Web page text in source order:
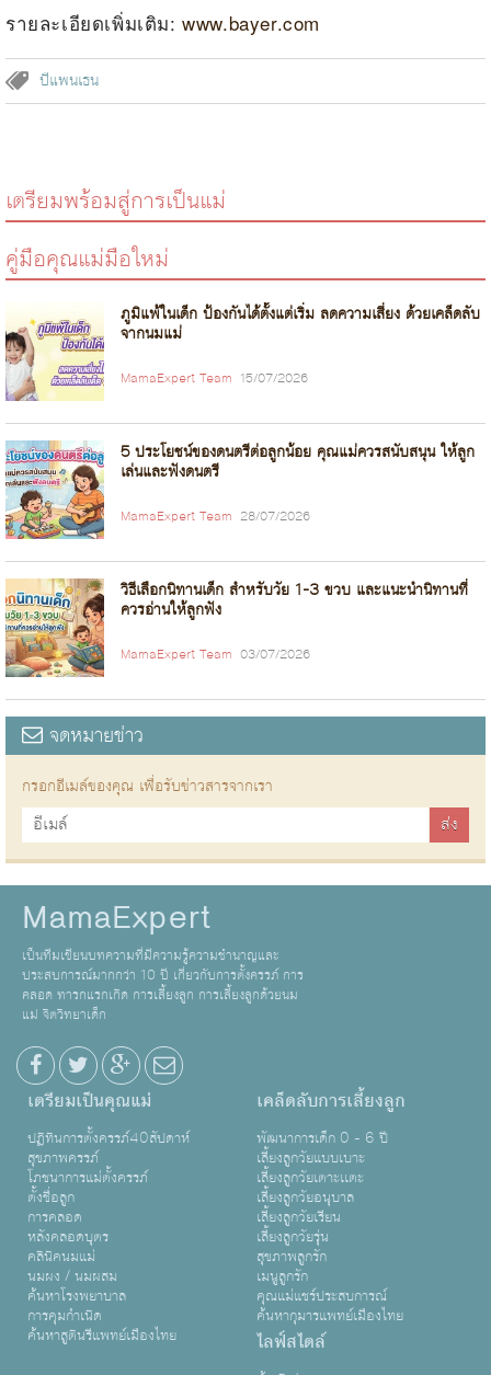
รายละเอียดเพิ่มเติม:www.bayer.com
บีแพนเธน
เตรียมพร้อมสู่การเป็นแม่
คู่มือคุณแม่มือใหม่
ภูมิแพ้ในเด็ก ป้องกันได้ตั้งแต่เริ่ม ลดความเสี่ยง ด้วยเคล็ดลับ
จากนมแม่
MamaExpert Team 15/07/2026
5 ประโยชน์ของดนตรีต่อลูกน้อย คุณแม่ควรสนับสนุน ให้ลูก
เล่นและฟังดนตรี
MamaExpert Team 28/07/2026
วิธีเลือกนิทานเด็ก สำหรับวัย 1-3 ขวบ และแนะนำนิทานที่
ควรอ่านให้ลูกฟัง
MamaExpert Team 03/07/2026
จดหมายข่าว
กรอกอีเมล์ของคุณ เพื่อรับข่าวสารจากเรา
MamaExpert
เป็นทีมเขียนบทความที่มีความรู้ความชำนาญและ
ประสบการณ์มากกว่า 10 ปี เกี่ยวกับการตั้งครรภ์ การ
คลอด ทารกแรกเกิด การเลี้ยงลูก การเลี้ยงลูกด้วยนม
แม่ จิตวิทยาเด็ก
เตรียมเป็นคุณแม่
ปฏิทินการตั้งครรภ์40สัปดาห์
สุขภาพครรภ์
โภชนาการแม่ตั้งครรภ์
ตั้งชื่อลูก
การคลอด
หลังคลอดบุตร
คลินิคนมแม่
นมผง / นมผสม
ค้นหาโรงพยาบาล
การคุมกำเนิด
ค้นหาสูตินรีแพทย์เมืองไทย
เคล็ดลับการเลี้ยงลูก
พัฒนาการเด็ก 0 - 6 ปี
เลี้ยงลูกวัยแบบเบาะ
เลี้ยงลูกวัยเตาะเเตะ
เลี้ยงลูกวัยอนุบาล
เลี้ยงลูกวัยเรียน
เลี้ยงลูกวัยรุ่น
สุขภาพลูกรัก
เมนูลูกรัก
คุณแม่แชร์ประสบการณ์
ค้นหากุมารแพทย์เมืองไทย
ไลฟ์สไตล์